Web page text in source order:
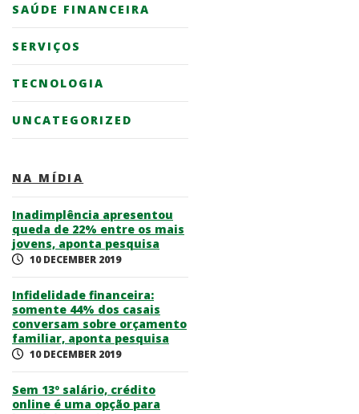
SAÚDE FINANCEIRA
SERVIÇOS
TECNOLOGIA
UNCATEGORIZED
NA MÍDIA
Inadimplência apresentou
queda de 22% entre os mais
jovens, aponta pesquisa
10 DECEMBER 2019
Infidelidade financeira:
somente 44% dos casais
conversam sobre orçamento
familiar, aponta pesquisa
10 DECEMBER 2019
Sem 13º salário, crédito
online é uma opção para